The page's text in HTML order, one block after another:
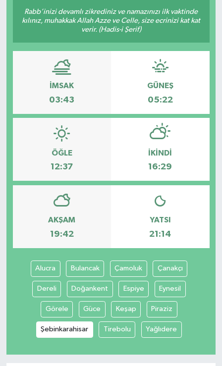
Rabb’inizi devamlı zikrediniz ve namazınızı ilk vaktinde
kılınız, muhakkak Allah Azze ve Celle, size ecrinizi kat kat
verir. (Hadis-i Şerif)
İMSAK
03:43
GÜNEŞ
05:22
ÖĞLE
12:37
İKINDI
16:29
AKŞAM
19:42
YATSI
21:14
Alucra Bulancak Çamoluk Çanakçı
Dereli Doğankent Espiye Eynesil
Görele Güce Keşap Piraziz
Şebinkarahisar Tirebolu Yağlıdere